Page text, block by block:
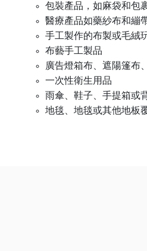
包裝產品，如麻袋和包
醫療產品如藥紗布和繃
手工製作的布製或毛絨
布藝手工製品
廣告燈箱布、遮陽篷布
一次性衛生用品
雨傘、鞋子、手提箱或
地毯、地毯或其他地板